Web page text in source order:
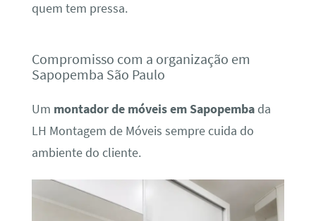
quem tem pressa.
Compromisso com a organização em
Sapopemba São Paulo
Um montador de móveis em Sapopembada
LH Montagem de Móveis sempre cuida do
ambiente do cliente.